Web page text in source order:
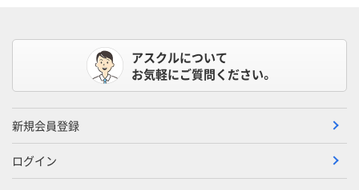
アスクルについて
お気軽にご質問ください。
新規会員登録
ログイン